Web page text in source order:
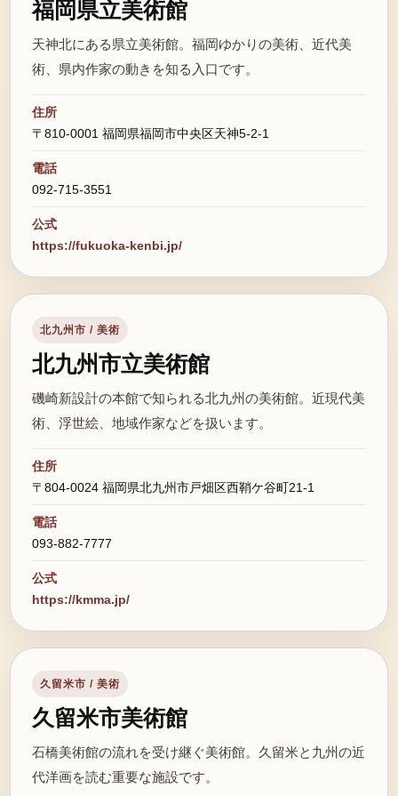
福岡県立美術館
天神北にある県立美術館。福岡ゆかりの美術、近代美
術、県内作家の動きを知る入口です。
住所
〒810-0001 福岡県福岡市中央区天神5-2-1
電話
092-715-3551
公式
https://fukuoka-kenbi.jp/
北九州市 / 美術
北九州市立美術館
磯崎新設計の本館で知られる北九州の美術館。近現代美
術、浮世絵、地域作家などを扱います。
住所
〒804-0024 福岡県北九州市戸畑区西鞘ケ谷町21-1
電話
093-882-7777
公式
https://kmma.jp/
久留米市 / 美術
久留米市美術館
石橋美術館の流れを受け継ぐ美術館。久留米と九州の近
代洋画を読む重要な施設です。